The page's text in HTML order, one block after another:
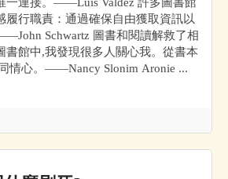
履行職責：通過確保自由獲取資訊以
Schwartz 圖書和閱讀解救了相
書館中,我發現很多人關心我。從書本
情心。——Nancy Slonim Aronie ...